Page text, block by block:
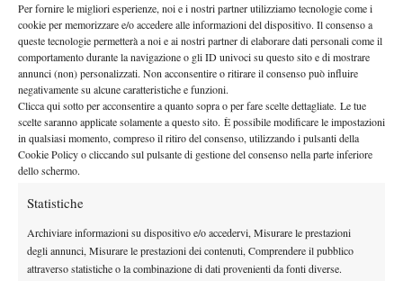
Per fornire le migliori esperienze, noi e i nostri partner utilizziamo tecnologie come i
cookie per memorizzare e/o accedere alle informazioni del dispositivo. Il consenso a
queste tecnologie permetterà a noi e ai nostri partner di elaborare dati personali come il
comportamento durante la navigazione o gli ID univoci su questo sito e di mostrare
annunci (non) personalizzati. Non acconsentire o ritirare il consenso può influire
negativamente su alcune caratteristiche e funzioni.
Clicca qui sotto per acconsentire a quanto sopra o per fare scelte dettagliate. Le tue
scelte saranno applicate solamente a questo sito. È possibile modificare le impostazioni
in qualsiasi momento, compreso il ritiro del consenso, utilizzando i pulsanti della
Cookie Policy o cliccando sul pulsante di gestione del consenso nella parte inferiore
dello schermo.
Statistiche
Archiviare informazioni su dispositivo e/o accedervi, Misurare le prestazioni
degli annunci, Misurare le prestazioni dei contenuti, Comprendere il pubblico
attraverso statistiche o la combinazione di dati provenienti da fonti diverse.
Nessun commento
Devi essereconnessoper inviare un commento.
DI TENDENZA
ottiene il secondo quarto di finale 1000
consecutivo